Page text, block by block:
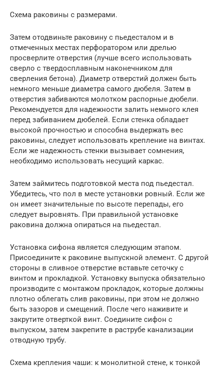
Схема раковины с размерами.
Затем отодвиньте раковину с пьедесталом и в
отмеченных местах перфоратором или дрелью
просверлите отверстия (лучше всего использовать
сверло с твердосплавным наконечником для
сверления бетона). Диаметр отверстий должен быть
немного меньше диаметра самого дюбеля. Затем в
отверстия забиваются молотком распорные дюбели.
Рекомендуется для надежности залить немного клея
перед забиванием дюбелей. Если стенка обладает
высокой прочностью и способна выдержать вес
раковины, следует использовать крепление на винтах.
Если же надежность стенки вызывает сомнения,
необходимо использовать несущий каркас.
Затем займитесь подготовкой места под пьедестал.
Убедитесь, что пол в месте установки ровный. Если же
он имеет значительные по высоте перепады, его
следует выровнять. При правильной установке
раковина должна опираться на пьедестал.
Установка сифона является следующим этапом.
Присоедините к раковине выпускной элемент. С другой
стороны в сливное отверстие вставьте сеточку с
винтом и прокладкой. Установку выпуска обязательно
производите с монтажом прокладок, которые должны
плотно облегать слив раковины, при этом не должно
быть зазоров и смещений. После чего наживите и
закрутите отверткой винт. Соедините сифон с
выпуском, затем закрепите в раструбе канализации
отводную трубу.
Схема крепления чаши: к монолитной стене, к тонкой